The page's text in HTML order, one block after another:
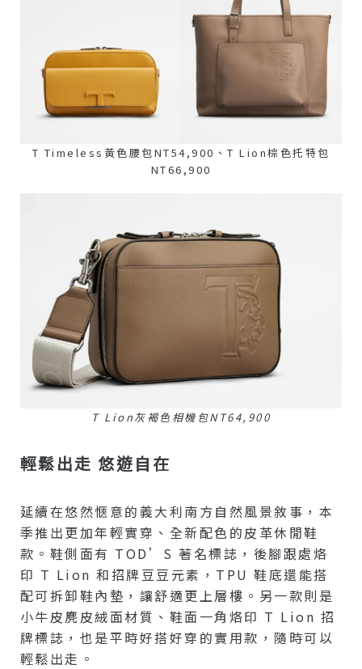
T Timeless黃色腰包NT54,900、T Lion棕色托特包
NT66,900
T Lion灰褐色相機包NT64,900
輕鬆出走 悠遊自在
延續在悠然愜意的義大利南方自然風景敘事，本
季推出更加年輕實穿、全新配色的皮革休閒鞋
款。鞋側面有 TOD’S 著名標誌，後腳跟處烙
印 T Lion 和招牌豆豆元素，TPU 鞋底還能搭
配可拆卸鞋內墊，讓舒適更上層樓。另一款則是
小牛皮麂皮絨面材質、鞋面一角烙印 T Lion 招
牌標誌，也是平時好搭好穿的實用款，隨時可以
輕鬆出走。